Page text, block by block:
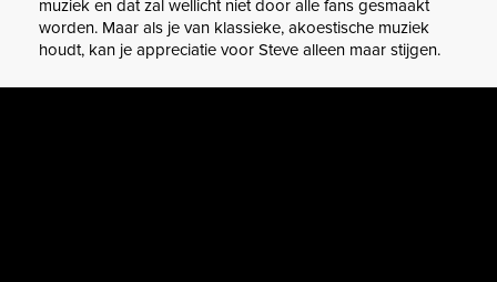
muziek en dat zal wellicht niet door alle fans gesmaakt
worden. Maar als je van klassieke, akoestische muziek
houdt, kan je appreciatie voor Steve alleen maar stijgen.